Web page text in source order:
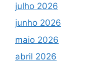
julho 2026
junho 2026
maio 2026
abril 2026